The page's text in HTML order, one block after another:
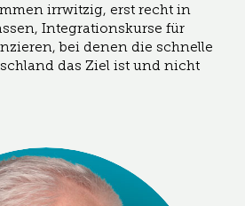
irrwitzig, erst recht in
Integrationskurse für
bei denen die schnelle
das Ziel ist und nicht